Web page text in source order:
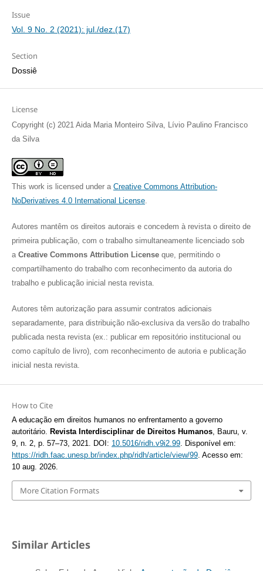
Issue
Vol. 9 No. 2 (2021): jul./dez.(17)
Section
Dossiê
License
Copyright (c) 2021 Aida Maria Monteiro Silva, Lívio Paulino Francisco
da Silva
This work is licensed under a Creative Commons Attribution-
NoDerivatives 4.0 International License.
Autores mantêm os direitos autorais e concedem à revista o direito de
primeira publicação, com o trabalho simultaneamente licenciado sob
a Creative Commons Attribution Licenseque, permitindo o
compartilhamento do trabalho com reconhecimento da autoria do
trabalho e publicação inicial nesta revista.
Autores têm autorização para assumir contratos adicionais
separadamente, para distribuição não-exclusiva da versão do trabalho
publicada nesta revista (ex.: publicar em repositório institucional ou
como capítulo de livro), com reconhecimento de autoria e publicação
inicial nesta revista.
How to Cite
A educação em direitos humanos no enfrentamento a governo
autoritário.
Revista Interdisciplinar de Direitos Humanos, Bauru, v.
9, n. 2, p. 57–73, 2021. DOI: 10.5016/ridh.v9i2.99. Disponível em:
https://ridh.faac.unesp.br/index.php/ridh/article/view/99. Acesso em:
10 aug. 2026.
More Citation Formats
Similar Articles